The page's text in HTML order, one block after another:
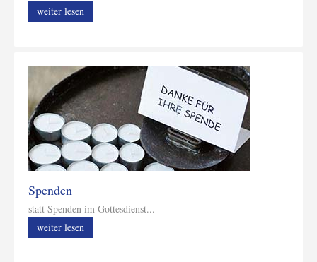
weiter lesen
Spenden
statt Spenden im Gottesdienst...
weiter lesen